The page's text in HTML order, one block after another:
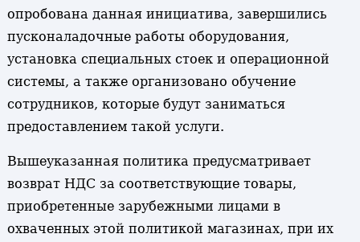
опробована данная инициатива, завершились
пусконаладочные работы оборудования,
установка специальных стоек и операционной
системы, а также организовано обучение
сотрудников, которые будут заниматься
предоставлением такой услуги.
Вышеуказанная политика предусматривает
возврат НДС за соответствующие товары,
приобретенные зарубежными лицами в
охваченных этой политикой магазинах, при их